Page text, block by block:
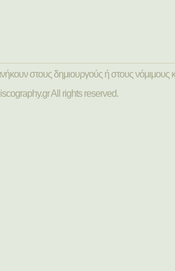
στους δημιουργούς ή στους νόμιμους
All rights reserved.